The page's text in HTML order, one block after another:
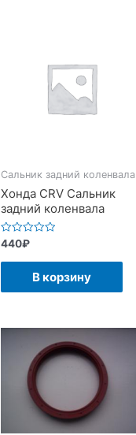
Сальник задний коленвала
Хонда CRV Сальник
задний коленвала
Оценка
из
440₽
В корзину